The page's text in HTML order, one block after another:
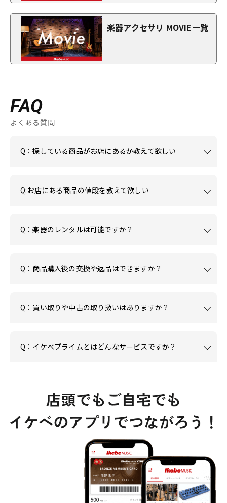
楽器アクセサリ MOVIE一覧
FAQ
よくある質問
Q：探している商品がお店にあるか教えて欲しい
Q:お店にある商品の値段を教えて欲しい
Q：楽器のレンタルは可能ですか？
Q：商品購入後の交換や返品はできますか？
Q：買い取りや中古の取り扱いはありますか？
Q：イケベプライムとはどんなサービスですか？